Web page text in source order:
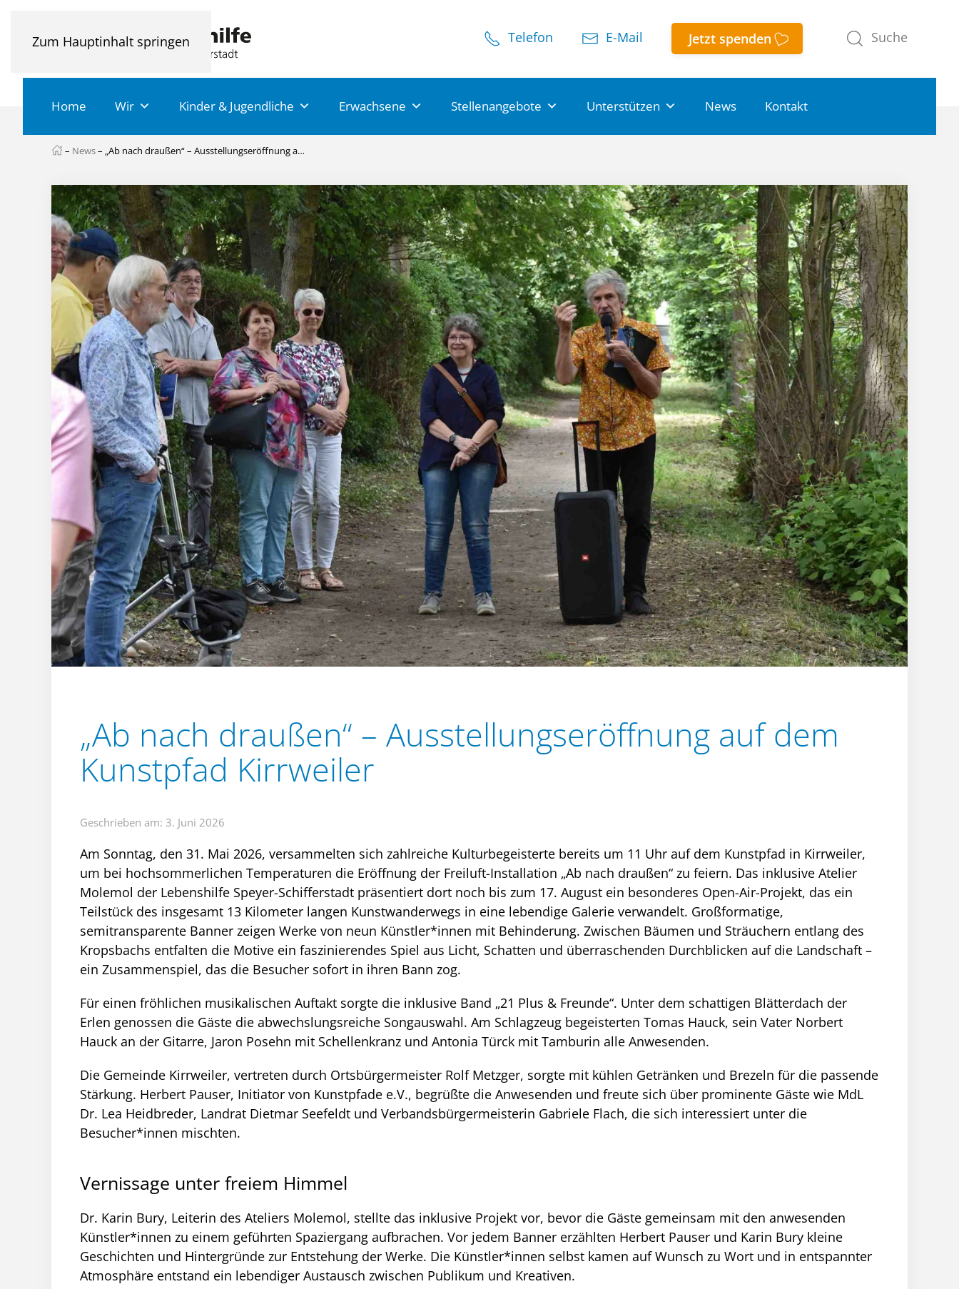
Zum Hauptinhalt springen Telefon E-Mail Jetzt spenden
Home Wir Kinder & Jugendliche Erwachsene Stellenangebote Unterstützen News Kontakt
– News– „Ab nach draußen“ – Ausstellungseröffnung auf dem Kunstpfad Kirrweiler
„Ab nach draußen“ – Ausstellungseröffnung auf dem
Kunstpfad Kirrweiler
Geschrieben am: 3. Juni 2026
Am Sonntag, den 31. Mai 2026, versammelten sich zahlreiche Kulturbegeisterte bereits um 11 Uhr auf dem Kunstpfad in Kirrweiler,
um bei hochsommerlichen Temperaturen die Eröffnung der Freiluft-Installation „Ab nach draußen“ zu feiern. Das inklusive Atelier
Molemol der Lebenshilfe Speyer-Schifferstadt präsentiert dort noch bis zum 17. August ein besonderes Open-Air-Projekt, das ein
Teilstück des insgesamt 13 Kilometer langen Kunstwanderwegs in eine lebendige Galerie verwandelt. Großformatige,
semitransparente Banner zeigen Werke von neun Künstler*innen mit Behinderung. Zwischen Bäumen und Sträuchern entlang des
Kropsbachs entfalten die Motive ein faszinierendes Spiel aus Licht, Schatten und überraschenden Durchblicken auf die Landschaft –
ein Zusammenspiel, das die Besucher sofort in ihren Bann zog.
Für einen fröhlichen musikalischen Auftakt sorgte die inklusive Band „21 Plus & Freunde“. Unter dem schattigen Blätterdach der
Erlen genossen die Gäste die abwechslungsreiche Songauswahl. Am Schlagzeug begeisterten Tomas Hauck, sein Vater Norbert
Hauck an der Gitarre, Jaron Posehn mit Schellenkranz und Antonia Türck mit Tamburin alle Anwesenden.
Die Gemeinde Kirrweiler, vertreten durch Ortsbürgermeister Rolf Metzger, sorgte mit kühlen Getränken und Brezeln für die passende
Stärkung. Herbert Pauser, Initiator von Kunstpfade e.V., begrüßte die Anwesenden und freute sich über prominente Gäste wie MdL
Dr. Lea Heidbreder, Landrat Dietmar Seefeldt und Verbandsbürgermeisterin Gabriele Flach, die sich interessiert unter die
Besucher*innen mischten.
Vernissage unter freiem Himmel
Dr. Karin Bury, Leiterin des Ateliers Molemol, stellte das inklusive Projekt vor, bevor die Gäste gemeinsam mit den anwesenden
Künstler*innen zu einem geführten Spaziergang aufbrachen. Vor jedem Banner erzählten Herbert Pauser und Karin Bury kleine
Geschichten und Hintergründe zur Entstehung der Werke. Die Künstler*innen selbst kamen auf Wunsch zu Wort und in entspannter
Atmosphäre entstand ein lebendiger Austausch zwischen Publikum und Kreativen.